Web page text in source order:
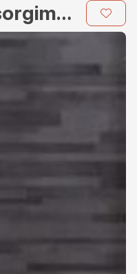
Affittacamere Risorgimento